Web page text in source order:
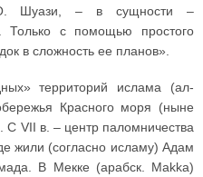
Шуази, – в сущности –
Только с помощью простого
в сложность ее планов».
территорий ислама (ал-
Красного моря (ныне
С VII в. – центр паломничества
жили (согласно исламу) Адам
В Мекке (арабск. Makka)